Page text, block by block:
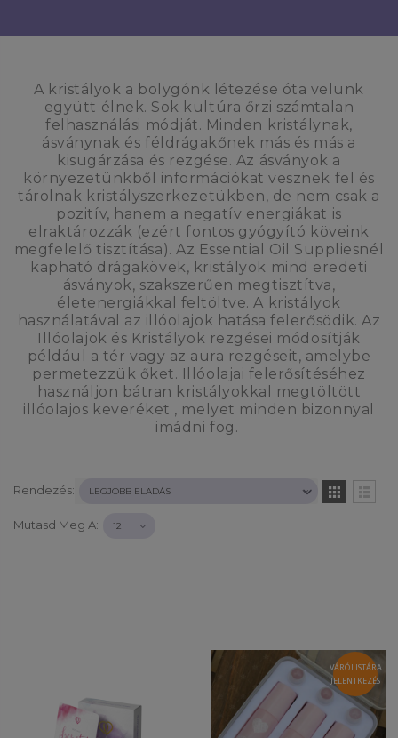
A kristályok a bolygónk létezése óta velünk
együtt élnek. Sok kultúra őrzi számtalan
felhasználási módját. Minden kristálynak,
ásványnak és féldrágakőnek más és más a
kisugárzása és rezgése. Az ásványok a
környezetünkből információkat vesznek fel és
tárolnak kristályszerkezetükben, de nem csak a
pozitív, hanem a negatív energiákat is
elraktározzák (ezért fontos gyógyító köveink
megfelelő tisztítása). Az Essential Oil Suppliesnél
kapható drágakövek, kristályok mind eredeti
ásványok, szakszerűen megtisztítva,
életenergiákkal feltöltve. A kristályok
használatával az illóolajok hatása felerősödik. Az
Illóolajok és Kristályok rezgései módosítják
például a tér vagy az aura rezgéseit, amelybe
permetezzük őket. Illóolajai felerősítéséhez
használjon bátran kristályokkal megtöltött
illóolajos keveréket , melyet minden bizonnyal
imádni fog.
Rendezés:
Mutasd Meg A:
VÁRÓLISTÁRA
JELENTKEZÉS